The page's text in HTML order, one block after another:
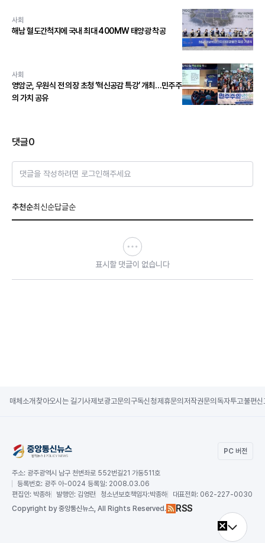
사회
해남 혈도간척지에 국내 최대 400MW 태양광 착공
사회
영암군, 우원식 전 의장 초청 ‘혁신공감 특강’ 개최…민주주
의 가치 공유
댓글0
댓글을 작성하려면 로그인해주세요
추천순최신순답글순
표시할 댓글이 없습니다
매체소개 찾아오시는 길기사제보광고문의 구독신청제휴문의 저작권문의 독자투고불편신
PC 버전
주소: 광주광역시 남구 천변좌로 552번길21 가동511호
등록번호: 광주 아-0024 등록일: 2008.03.06
편집인: 박종하 발행인: 김영란 청소년보호책임자:박종하 대표전화: 062-227-0030
Copyright by 중앙통신뉴스, All Rights Reserved. RSS